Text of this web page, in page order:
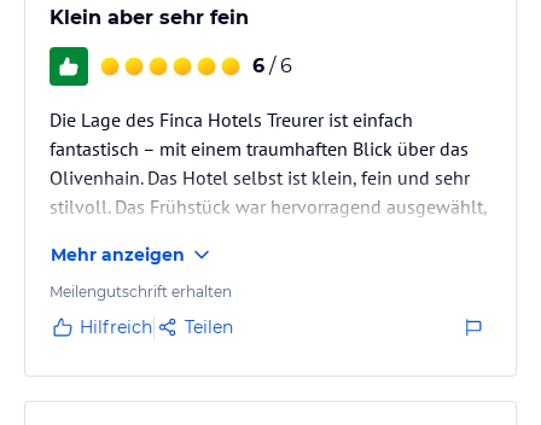
Klein aber sehr fein
6 / 6
Die Lage des Finca Hotels Treurer ist einfach
fantastisch – mit einem traumhaften Blick über das
Olivenhain. Das Hotel selbst ist klein, fein und sehr
stilvoll. Das Frühstück war hervorragend ausgewählt,
hat uns das super nette Personal, die schönen
Zimmer und die leckeren Weine. Rundum ein
Aufenthalt, der uns richtig gut gefallen hat. Wir
Mehr anzeigen
Meilengutschrift erhalten
Hilfreich Teilen